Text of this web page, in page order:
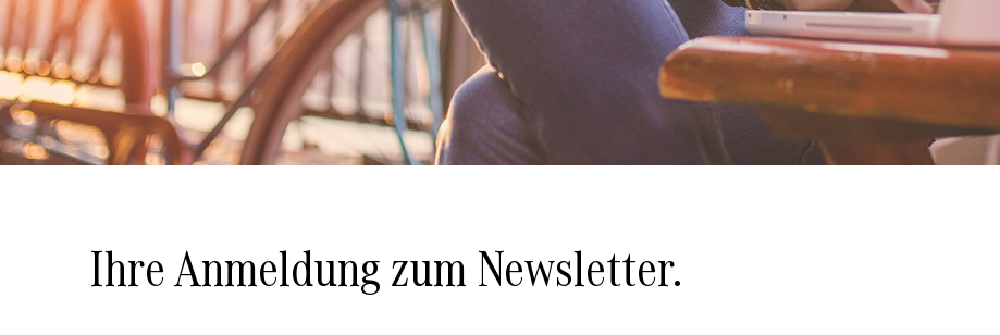
Ihre Anmeldung zum Newsletter.